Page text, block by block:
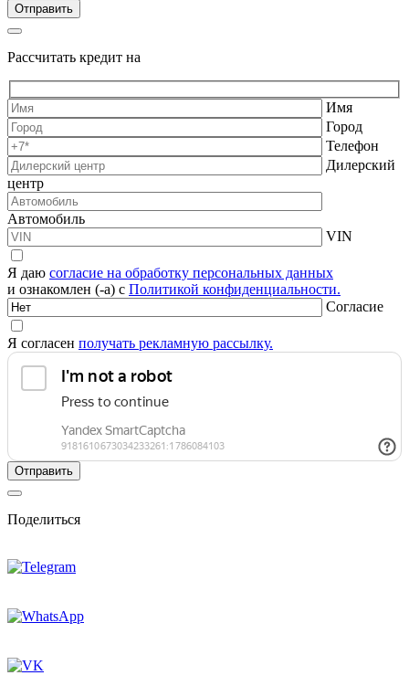
Рассчитать кредит на
Имя
Город
Телефон
Дилерский
центр
Автомобиль
VIN
Я даю согласие на обработку персональных данных
и ознакомлен (-а) с Политикой конфиденциальности.
Согласие
Я согласен получать рекламную рассылку.
Поделиться